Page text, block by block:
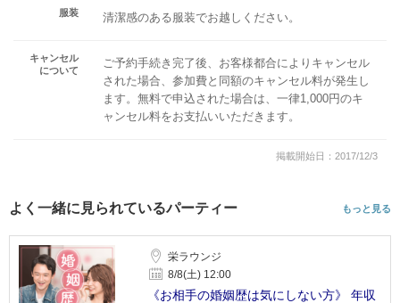
服装 清潔感のある服装でお越しください。
キャンセル
について
ご予約手続き完了後、お客様都合によりキャンセル
された場合、参加費と同額のキャンセル料が発生し
ます。無料で申込された場合は、一律1,000円のキ
ャンセル料をお支払いいただきます。
掲載開始日：2017/12/3
よく一緒に見られているパーティー もっと見る
栄ラウンジ
8/8(土) 12:00
《お相手の婚姻歴は気にしない方》 年収